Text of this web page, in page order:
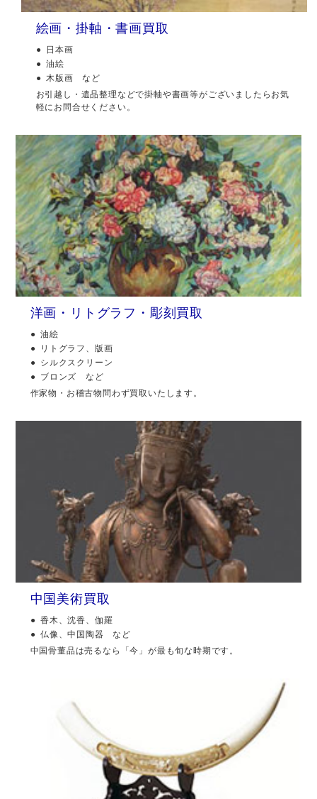
絵画・掛軸・書画買取
日本画
油絵
木版画 など
お引越し・遺品整理などで掛軸や書画等がございましたらお気
軽にお問合せください。
洋画・リトグラフ・彫刻買取
油絵
リトグラフ、版画
シルクスクリーン
ブロンズ など
作家物・お稽古物問わず買取いたします。
中国美術買取
香木、沈香、伽羅
仏像、中国陶器 など
中国骨董品は売るなら「今」が最も旬な時期です。